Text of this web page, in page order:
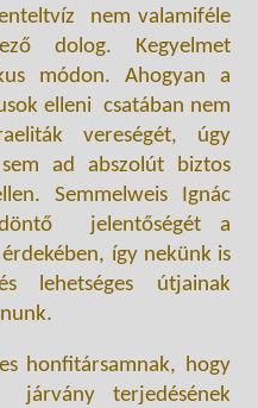
nem valamiféle
dolog. Kegyelmet
módon. Ahogyan a
elleni csatában nem
vereségét, úgy
ad abszolút biztos
Semmelweis Ignác
jelentőségét a
így nekünk is
lehetséges útjainak
honfitársamnak, hogy
járvány terjedésének